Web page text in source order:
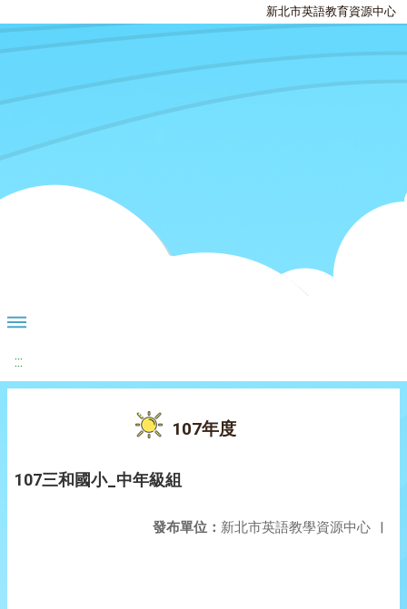
新北市英語教育資源中心
:::
107年度
107三和國小_中年級組
發布單位： 新北市英語教學資源中心 |